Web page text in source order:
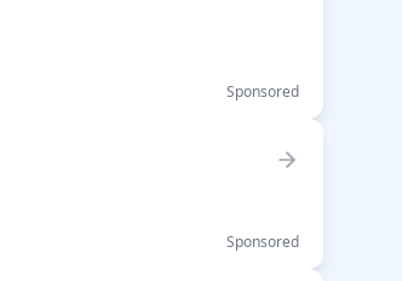
Sponsored
Sponsored